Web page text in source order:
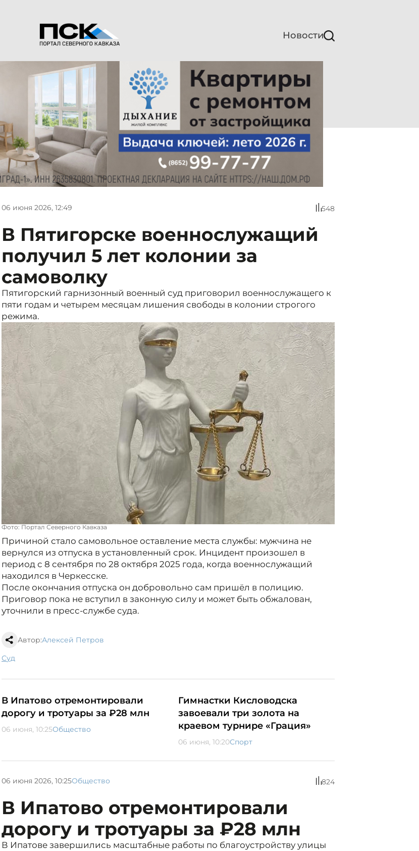
Новости
06 июня 2026, 12:49 548
В Пятигорске военнослужащий
получил 5 лет колонии за
самоволку
Пятигорский гарнизонный военный суд приговорил военнослужащего к
пяти годам и четырем месяцам лишения свободы в колонии строгого
режима.
Фото: Портал Северного Кавказа
Причиной стало самовольное оставление места службы: мужчина не
вернулся из отпуска в установленный срок. Инцидент произошел в
период с 8 сентября по 28 октября 2025 года, когда военнослужащий
находился в Черкесске.
После окончания отпуска он добровольно сам пришёл в полицию.
Приговор пока не вступил в законную силу и может быть обжалован,
уточнили в пресс-службе суда.
Автор:Алексей Петров
суд
В Ипатово отремонтировали
дорогу и тротуары за ₽28 млн
06 июня, 10:25Общество
Гимнастки Кисловодска
завоевали три золота на
краевом турнире «Грация»
06 июня, 10:20Спорт
06 июня 2026, 10:25Общество 824
В Ипатово отремонтировали
дорогу и тротуары за ₽28 млн
В Ипатове завершились масштабные работы по благоустройству улицы